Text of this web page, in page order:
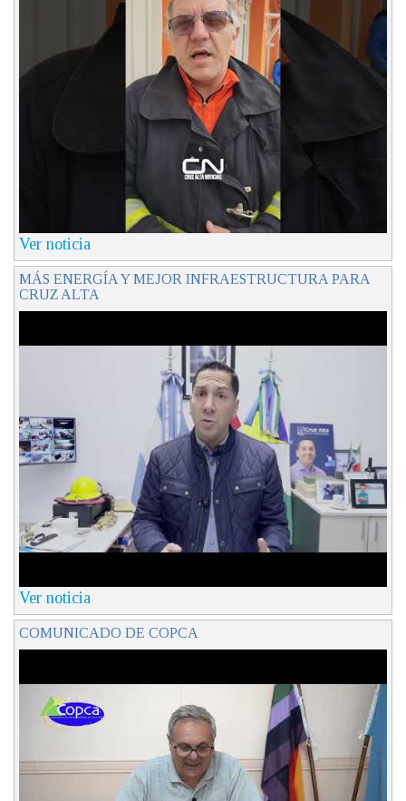
Ver noticia
MÁS ENERGÍA Y MEJOR INFRAESTRUCTURA PARA
CRUZ ALTA
Ver noticia
COMUNICADO DE COPCA